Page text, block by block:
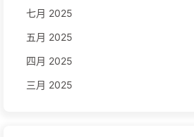
七月 2025
五月 2025
四月 2025
三月 2025